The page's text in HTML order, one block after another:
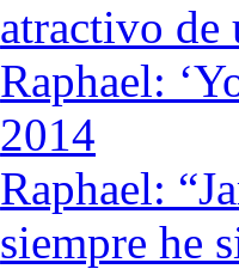
atractivo de
Raphael:
2014
Raphael:
siempre he